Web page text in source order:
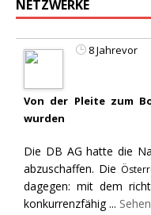
NETZWERKE
8 Jahrevor
Von der Pleite zum
wurden
Die DB AG hatte die
abzuschaffen. Die
dagegen: mit dem
konkurrenzfähig...